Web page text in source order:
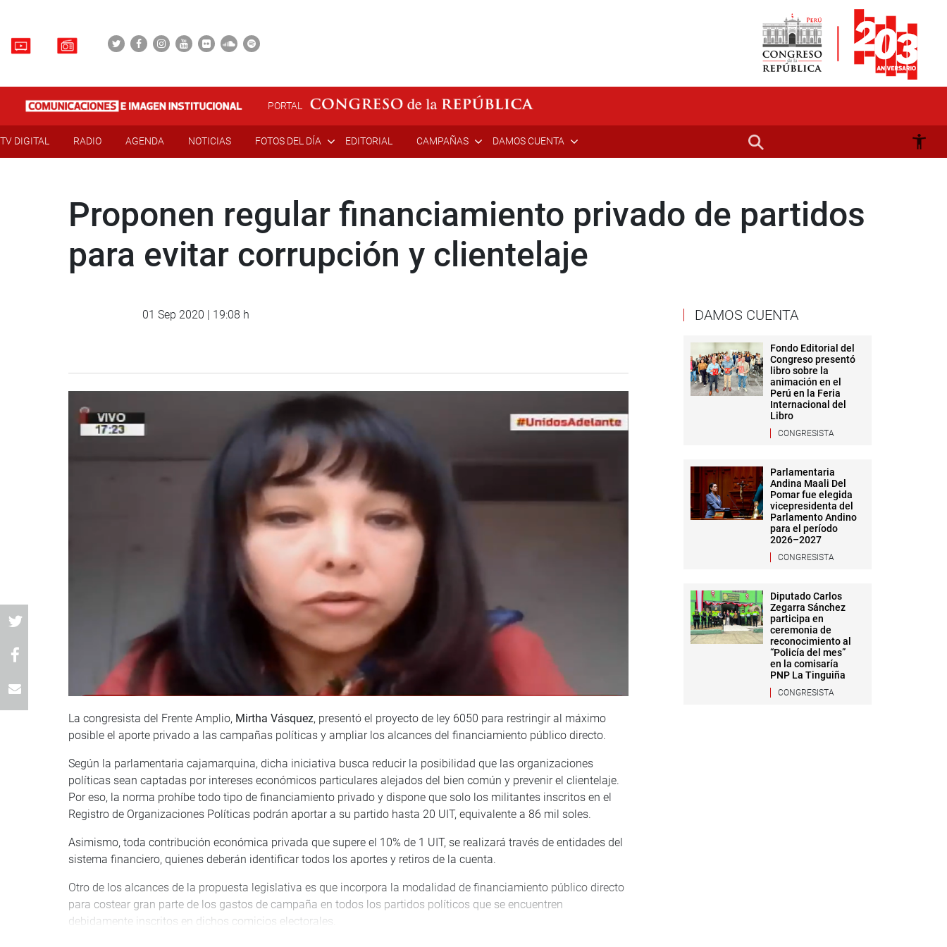
PORTAL
TV DIGITAL RADIO AGENDA NOTICIAS FOTOS DEL DÍA EDITORIAL CAMPAÑAS DAMOS CUENTA
Proponen regular financiamiento privado de partidos
para evitar corrupción y clientelaje
01 Sep 2020 | 19:08 h
La congresista del Frente Amplio, Mirtha Vásquez, presentó el proyecto de ley 6050 para restringir al máximo
posible el aporte privado a las campañas políticas y ampliar los alcances del financiamiento público directo.
Según la parlamentaria cajamarquina, dicha iniciativa busca reducir la posibilidad que las organizaciones
políticas sean captadas por intereses económicos particulares alejados del bien común y prevenir el clientelaje.
Por eso, la norma prohíbe todo tipo de financiamiento privado y dispone que solo los militantes inscritos en el
Registro de Organizaciones Políticas podrán aportar a su partido hasta 20 UIT, equivalente a 86 mil soles.
Asimismo, toda contribución económica privada que supere el 10% de 1 UIT, se realizará través de entidades del
sistema financiero, quienes deberán identificar todos los aportes y retiros de la cuenta.
Otro de los alcances de la propuesta legislativa es que incorpora la modalidad de financiamiento público directo
para costear gran parte de los gastos de campaña en todos los partidos políticos que se encuentren
debidamente inscritos en dichos comicios electorales.
DAMOS CUENTA
Fondo Editorial del
Congreso presentó
libro sobre la
animación en el
Perú en la Feria
Internacional del
Libro
CONGRESISTA
Parlamentaria
Andina Maali Del
Pomar fue elegida
vicepresidenta del
Parlamento Andino
para el período
2026–2027
CONGRESISTA
Diputado Carlos
Zegarra Sánchez
participa en
ceremonia de
reconocimiento al
“Policía del mes”
en la comisaría
PNP La Tinguiña
CONGRESISTA